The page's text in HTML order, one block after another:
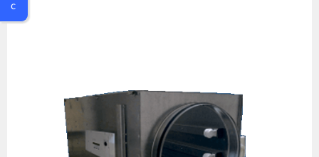
сИзображения